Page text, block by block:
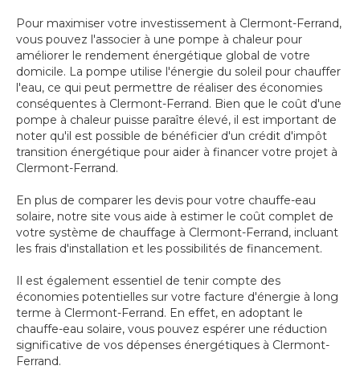
Pour maximiser votre investissement à Clermont-Ferrand,
vous pouvez l'associer à une pompe à chaleur pour
améliorer le rendement énergétique global de votre
domicile. La pompe utilise l'énergie du soleil pour chauffer
l'eau, ce qui peut permettre de réaliser des économies
conséquentes à Clermont-Ferrand. Bien que le coût d'une
pompe à chaleur puisse paraître élevé, il est important de
noter qu'il est possible de bénéficier d'un crédit d'impôt
transition énergétique pour aider à financer votre projet à
Clermont-Ferrand.
En plus de comparer les devis pour votre chauffe-eau
solaire, notre site vous aide à estimer le coût complet de
votre système de chauffage à Clermont-Ferrand, incluant
les frais d'installation et les possibilités de financement.
Il est également essentiel de tenir compte des
économies potentielles sur votre facture d'énergie à long
terme à Clermont-Ferrand. En effet, en adoptant le
chauffe-eau solaire, vous pouvez espérer une réduction
significative de vos dépenses énergétiques à Clermont-
Ferrand.